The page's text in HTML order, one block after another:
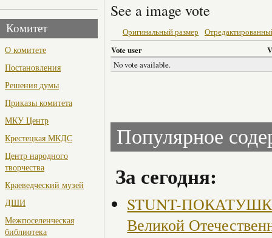
Комитет
О комитете
Постановления
Решения думы
Приказы комитета
МКУ Центр
Крестецкая МКДС
Центр народного
творчества
Краеведческий музей
ДШИ
Межпоселенческая
библиотека
See a image vote
Оригинальный размер
Vote user
No vote available.
Популярное
За сегодня:
STUNT-
Великой